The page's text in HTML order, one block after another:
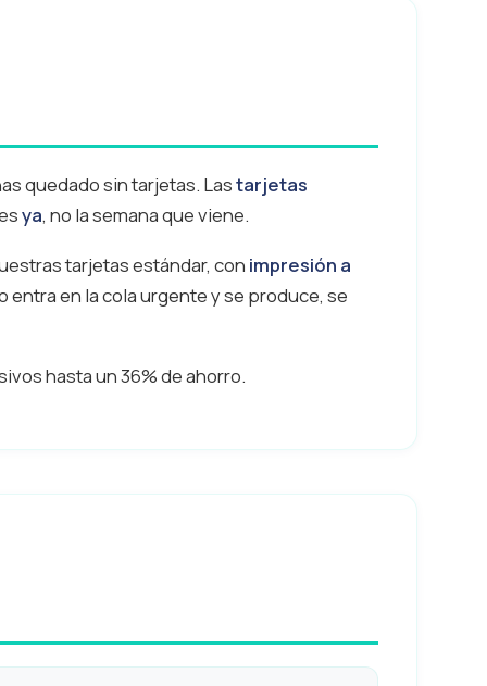
quedado sin tarjetas. Lastarjetas
ya, no la semana que viene.
tarjetas estándar, con impresión a
entra en la cola urgente y se produce, se
hasta un 36% de ahorro.